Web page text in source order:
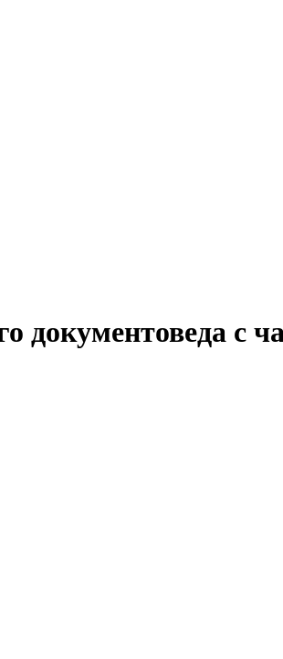
документоведа с